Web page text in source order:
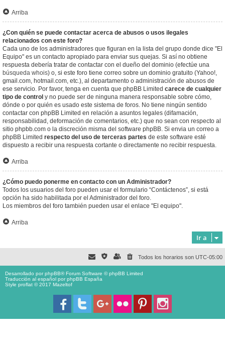
Arriba
¿Con quién se puede contactar acerca de abusos o usos ilegales
relacionados con este foro?
Cada uno de los administradores que figuran en la lista del grupo donde dice "El
Equipo" es un contacto apropiado para enviar sus quejas. Si así no obtiene
respuesta debería tratar de contactar con el dueño del dominio (efectúe una
búsqueda whois) o, si este foro tiene correo sobre un dominio gratuito (Yahoo!,
gmail.com, hotmail.com, etc.), al departamento o administración de abusos de
ese servicio. Por favor, tenga en cuenta que phpBB Limited carece de cualquier
tipo de control y no puede ser de ninguna manera responsable sobre cómo,
dónde o por quién es usado este sistema de foros. No tiene ningún sentido
contactar con phpBB Limited en relación a asuntos legales (difamación,
responsabilidad, deformación de comentarios, etc.) que no sean con respecto al
sitio phpbb.com o la discreción misma del software phpBB. Si envia un correo a
phpBB Limited respecto del uso de terceras partes de este software esté
dispuesto a recibir una respuesta cortante o directamente no recibir respuesta.
Arriba
¿Cómo puedo ponerme en contacto con un Administrador?
Todos los usuarios del foro pueden usar el formulario “Contáctenos”, si está
opción ha sido habilitada por el Administrador del foro.
Los miembros del foro también pueden usar el enlace "El equipo".
Arriba
Ir a
Todos los horarios son UTC-05:00
Desarrollado porphpBB® Forum Software © phpBB Limited
Traducción al español porphpBB España
Style proflat © 2017 Mazeltof